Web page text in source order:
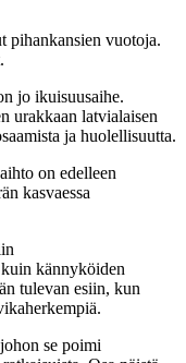
pihankansien vuotoja.
jo ikuisuusaihe.
urakkaan latvialaisen
ja huolellisuutta.
on edelleen
kasvaessa
kännyköiden
tulevan esiin, kun
se poimi